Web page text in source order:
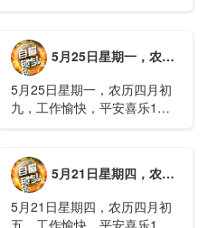
家科技进步一等奖！同济大学
为纳米制造铸就“精准标尺”3、
四川宜宾高......
5月25日星期一，农历四月初九，工作愉快，平安喜乐
5月25日星期一，农历四月初
九，工作愉快，平安喜乐1、
接2、山洪等地质灾害风险
大，重庆永川连续暴雨已致17
人失联，1人......
5月21日星期四，农历四月初五，工作愉快，平安喜乐
5月21日星期四，农历四月初
五，工作愉快，平安喜乐1、